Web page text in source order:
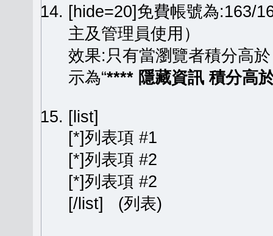
[hide=20]免費帳號為:163/
主及管理員使用）
效果:只有當瀏覽者積分高
示為“**** 隱藏資訊 積分高
[list]
[*]列表項 #1
[*]列表項 #2
[*]列表項 #2
[/list] (列表)